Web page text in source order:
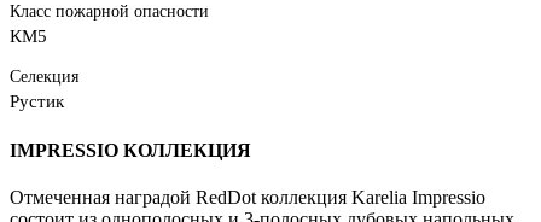
Класс пожарной опасности
КМ5
Селекция
Рустик
IMPRESSIO КОЛЛЕКЦИЯ
Отмеченная наградой RedDot коллекция Karelia Impressio